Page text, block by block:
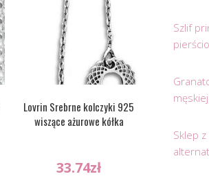
Lovrin Srebrne kolczyki 925
wiszące ażurowe kółka
33.74zł
Szlif
Sklep